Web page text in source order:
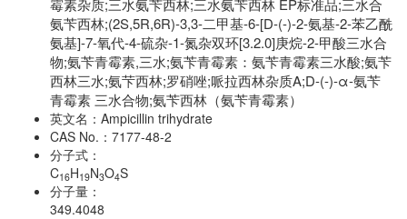
霉素杂质;三水氨苄西林;三水氨苄西林 EP标准品;三水合
氨苄西林;(2S,5R,6R)-3,3-二甲基-6-[D-(-)-2-氨基-2-苯乙酰
氨基]-7-氧代-4-硫杂-1-氮杂双环[3.2.0]庚烷-2-甲酸三水合
物;氨苄青霉素,三水;氨苄青霉素：氨苄青霉素三水酸;氨苄
西林三水;氨芐西林;罗硝唑;哌拉西林杂质A;D-(-)-α-氨苄
青霉素 三水合物;氨苄西林（氨苄青霉素）
英文名： Ampicillin trihydrate
CAS No.： 7177-48-2
分子式：
C16H19N3O4S
分子量：
349.4048